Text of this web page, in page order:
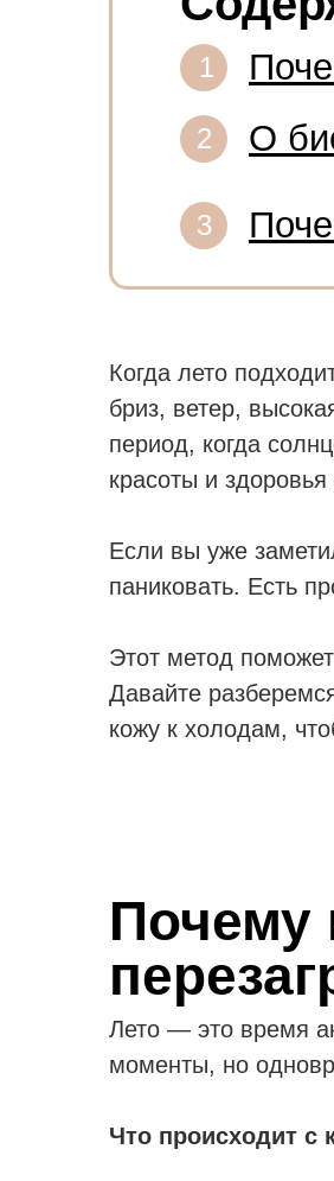
3
2 О
1
Когда лето
бриз, ветер,
период, когда
красоты и здоровья
Если вы уже
паниковать. Есть
Этот метод
Давайте
кожу к холодам,
Почему
Лето — это время
моменты, но
Что происходит с